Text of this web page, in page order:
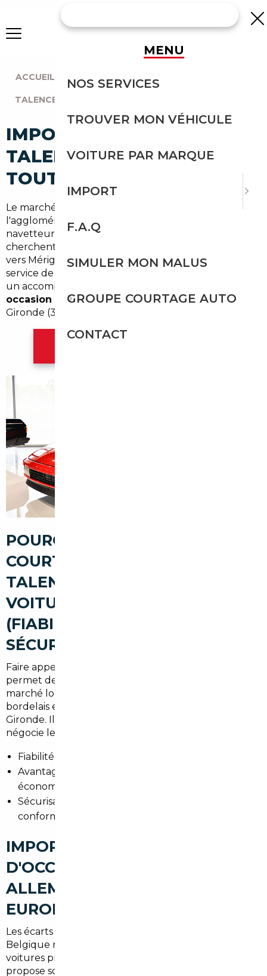
ACCUEIL AGENCE BORDEAUX
TALENCE (33400)
IMPORT VOITURE À
TALENCE : IMPORTEZ EN
TOUTE SÉCURITÉ
Le marché de l'occasion à Talence et dans
l'agglomération bordelaise évolue rapidement. Entre
navetteurs qui prennent le tram et les familles qui
cherchent des modèles économes pour les trajets
vers Mérignac ou Pessac, la demande est forte. Notre
service de
un accompagnement localisé pour l'
occasion Talence, adapté aux spécificités de la
Gironde (33) et de la région Nouvelle-Aquitaine.
POURQUOI PASSER PAR UN
COURTIER AUTOMOBILE À
TALENCE POUR ACHETER UNE
VOITURE D'OCCASION
(FIABILITÉ, AVANTAGES,
SÉCURISATION)
Faire appel à un professionnel implanté à Talence
permet de gagner en sérénité. Un courtier connaît le
marché local, les attentes des automobilistes
bordelais et les contraintes administratives en
Gironde. Il sécurise l'achat, vérifie l'historique et
négocie le meilleur prix.
Fiabilité : contrôle technique et historique certifié.
Avantages : accès à des offres en Europe,
économies sur les modèles mal valorisés en France.
Sécurisation : démarches administratives et
conformité réalisées pour vous.
IMPORT DE VOITURES
D'OCCASION À TALENCE :
ALLEMAGNE, BELGIQUE ET
EUROPE
Les écarts de prix entre la France et l'Allemagne ou la
Belgique restent intéressants, notamment pour les
voitures premium et les SUV. Le marché allemand
propose souvent des véhicules très bien équipés, la
MENU
NOS SERVICES
TROUVER MON VÉHICULE
VOITURE PAR MARQUE
IMPORT
F.A.Q
SIMULER MON MALUS
GROUPE COURTAGE AUTO
CONTACT